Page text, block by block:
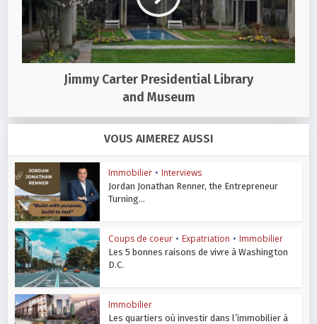
Jimmy Carter Presidential Library
and Museum
VOUS AIMEREZ AUSSI
Immobilier • Interviews
Jordan Jonathan Renner, the Entrepreneur
Turning...
Coups de coeur • Expatriation • Immobilier
Les 5 bonnes raisons de vivre à Washington
D.C.
Immobilier
Les quartiers où investir dans l’immobilier à